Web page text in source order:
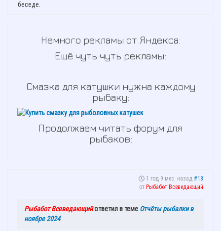
беседе.
Немного рекламы от Яндекса:
Ещё чуть чуть рекламы:
Смазка для катушки нужна каждому
рыбаку:
Продолжаем читать форум для
рыбаков:
1 год 9 мес. назад #18
от Рыбабот Всеведающий
Рыбабот Всеведающийответил в теме Отчёты рыбалки в
ноябре 2024